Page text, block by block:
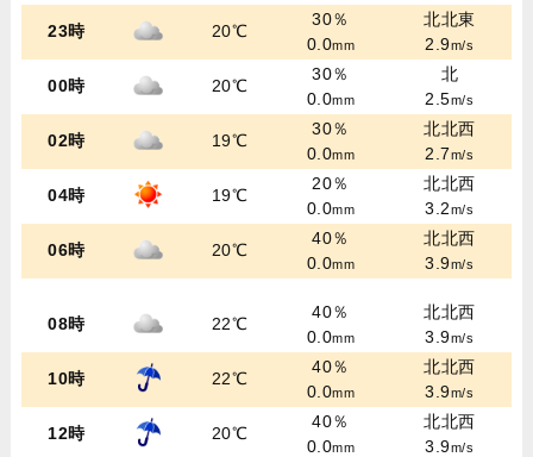
23時 20℃
30％
0.0mm
北北東
2.9m/s
00時 20℃
30％
0.0mm
北
2.5m/s
02時 19℃
30％
0.0mm
北北西
2.7m/s
04時 19℃
20％
0.0mm
北北西
3.2m/s
06時 20℃
40％
0.0mm
北北西
3.9m/s
08時 22℃
40％
0.0mm
北北西
3.9m/s
10時 22℃
40％
0.0mm
北北西
3.9m/s
12時 20℃
40％
0.0mm
北北西
3.9m/s